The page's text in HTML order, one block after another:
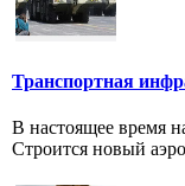
Транспортная
В настоящее время
Строится новый